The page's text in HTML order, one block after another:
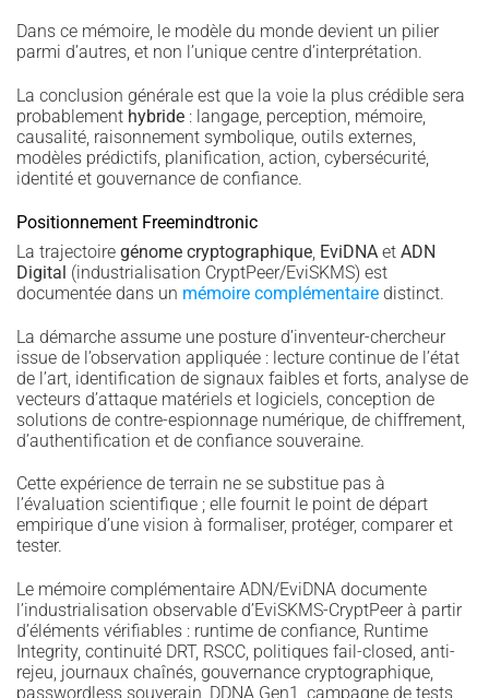
Dans ce mémoire, le modèle du monde devient un pilier
parmi d’autres, et non l’unique centre d’interprétation.
La conclusion générale est que la voie la plus crédible sera
probablement hybride : langage, perception, mémoire,
causalité, raisonnement symbolique, outils externes,
modèles prédictifs, planification, action, cybersécurité,
identité et gouvernance de confiance.
Positionnement Freemindtronic
La trajectoire génome cryptographique EviDNA et ADN
Digital (industrialisation CryptPeer/EviSKMS) est
documentée dans un mémoire complémentaire distinct.
La démarche assume une posture d’inventeur-chercheur
issue de l’observation appliquée : lecture continue de l’état
de l’art, identification de signaux faibles et forts, analyse de
vecteurs d’attaque matériels et logiciels, conception de
solutions de contre-espionnage numérique, de chiffrement,
d’authentification et de confiance souveraine.
Cette expérience de terrain ne se substitue pas à
l’évaluation scientifique ; elle fournit le point de départ
empirique d’une vision à formaliser, protéger, comparer et
tester.
Le mémoire complémentaire ADN/EviDNA documente
l’industrialisation observable d’EviSKMS-CryptPeer à partir
d’éléments vérifiables : runtime de confiance, Runtime
Integrity, continuité DRT, RSCC, politiques fail-closed, anti-
rejeu, journaux chaînés, gouvernance cryptographique,
passwordless souverain, DDNA Gen1, campagne de tests